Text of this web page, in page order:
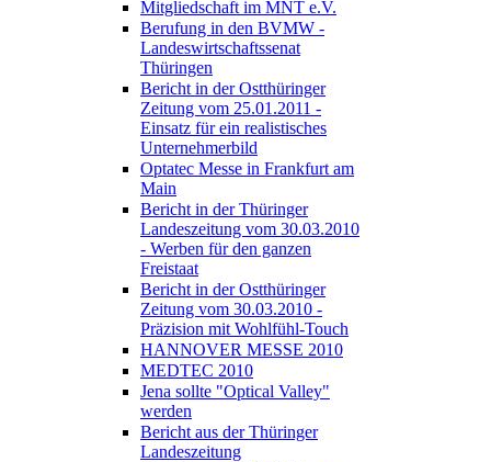
Mitgliedschaft im MNT e.V.
Berufung in den BVMW -
Landeswirtschaftssenat
Thüringen
Bericht in der Ostthüringer
Zeitung vom 25.01.2011 -
Einsatz für ein realistisches
Unternehmerbild
Optatec Messe in Frankfurt am
Main
Bericht in der Thüringer
Landeszeitung vom 30.03.2010
- Werben für den ganzen
Freistaat
Bericht in der Ostthüringer
Zeitung vom 30.03.2010 -
Präzision mit Wohlfühl-Touch
HANNOVER MESSE 2010
MEDTEC 2010
Jena sollte "Optical Valley"
werden
Bericht aus der Thüringer
Landeszeitung